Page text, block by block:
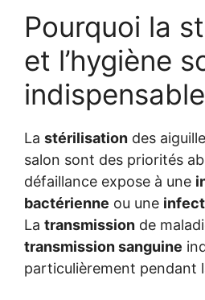
Pourquoi la
et l’hygiène
La stérilisation des
salon sont des priorités
défaillance expose à une
bactérienne ou une
La transmission de
transmission sanguine
particulièrement pendant